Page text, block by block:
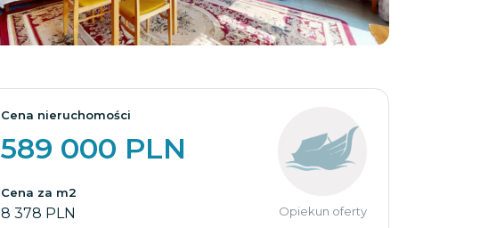
Cena nieruchomości
589 000 PLN
Cena za m2
8 378 PLN Opiekun oferty